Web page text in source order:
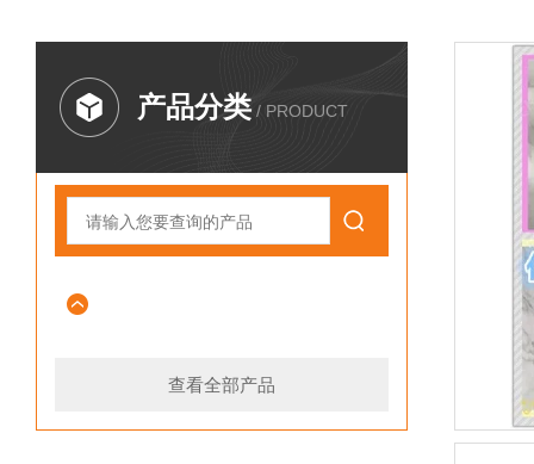
产品分类 / PRODUCT
查看全部产品